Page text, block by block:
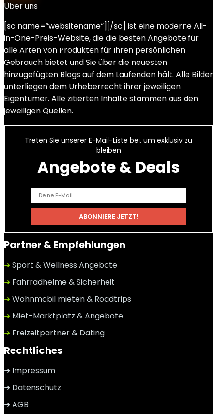
Über uns
[sc name=“websitename“][/sc] ist eine moderne All-
in-One-Preis-Website, die die besten Angebote für
alle Arten von Produkten für Ihren persönlichen
Gebrauch bietet und Sie über die neuesten
hinzugefügten Blogs auf dem Laufenden hält. Alle Bilder
unterliegen dem Urheberrecht ihrer jeweiligen
Eigentümer. Alle zitierten Inhalte stammen aus den
jeweiligen Quellen.
Treten Sie unserer E-Mail-Liste bei, um exklusiv zu
bleiben
Angebote & Deals
Partner & Empfehlungen
➜ Sport & Wellness Angebote
➜ Fahrradhelme & Sicherheit
➜ Wohnmobil mieten & Roadtrips
➜ Miet-Marktplatz & Angebote
➜ Freizeitpartner & Dating
Rechtliches
➜ Impressum
➜ Datenschutz
➜ AGB